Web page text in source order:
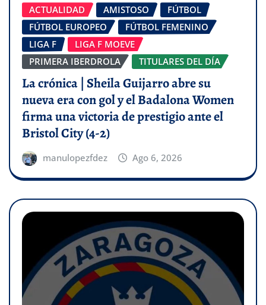
ACTUALIDAD AMISTOSO
FÚTBOL
FÚTBOL EUROPEO
FÚTBOL FEMENINO
LIGA F
LIGA F MOEVE
PRIMERA IBERDROLA
TITULARES DEL DÍA
La crónica | Sheila Guijarro abre su
nueva era con gol y el Badalona Women
firma una victoria de prestigio ante el
Bristol City (4-2)
manulopezfdez Ago 6, 2026